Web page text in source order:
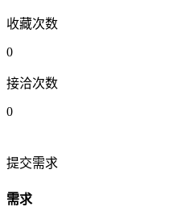
收藏次数
0
接洽次数
0
提交需求
需求